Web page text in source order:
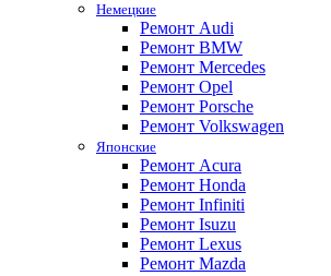
Немецкие
Ремонт Audi
Ремонт BMW
Ремонт Mercedes
Ремонт Opel
Ремонт Porsche
Ремонт Volkswagen
Японские
Ремонт Acura
Ремонт Honda
Ремонт Infiniti
Ремонт Isuzu
Ремонт Lexus
Ремонт Mazda